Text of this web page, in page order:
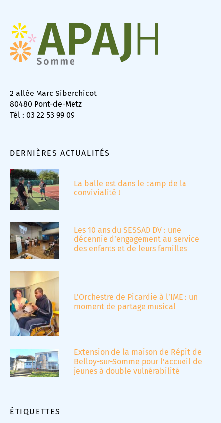
2 allée Marc Siberchicot
80480 Pont-de-Metz
Tél : 03 22 53 99 09
DERNIÈRES ACTUALITÉS
La balle est dans le camp de la
convivialité !
Les 10 ans du SESSAD DV : une
décennie d’engagement au service
des enfants et de leurs familles
L’Orchestre de Picardie à l’IME : un
moment de partage musical
Extension de la maison de Répit de
Belloy-sur-Somme pour l’accueil de
jeunes à double vulnérabilité
ÉTIQUETTES